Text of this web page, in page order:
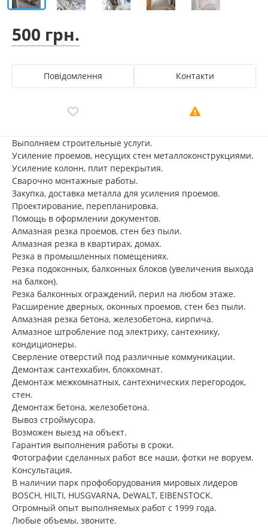
500 грн.
Повідомлення Контакти
Выполняем строительные услуги.
Усиление проемов, несущих стен металлоконструкциями.
Усиление колонн, плит перекрытия.
Сварочно монтажные работы.
Закупка, доставка металла для усиления проемов.
Проектирование, перепланировка.
Помощь в оформлении документов.
Алмазная резка проемов, стен без пыли.
Алмазная резка в квартирах, домах.
Резка в промышленных помещениях.
Резка подоконных, балконных блоков (увеличения выхода
на балкон).
Резка балконных ограждений, перил на любом этаже.
Расширение дверных, оконных проемов, стен без пыли.
Алмазная резка бетона, железобетона, кирпича.
Алмазное штробление под электрику, сантехнику,
кондиционеры.
Сверление отверстий под различные коммуникации.
Демонтаж сантехкабин, блоккомнат.
Демонтаж межкомнатных, сантехнических перегородок,
стен.
Демонтаж бетона, железобетона.
Вывоз строймусора.
Возможен выезд на объект.
Гарантия выполнения работы в сроки.
Фотографии сделанных работ все наши, фотки не воруем.
Консультация.
В наличии парк профоборудования мировых лидеров
BOSCH, HILTI, HUSGVARNA, DeWALT, EIBENSTOCK.
Огромный опыт выполняемых работ с 1999 года.
Любые объемы, звоните.